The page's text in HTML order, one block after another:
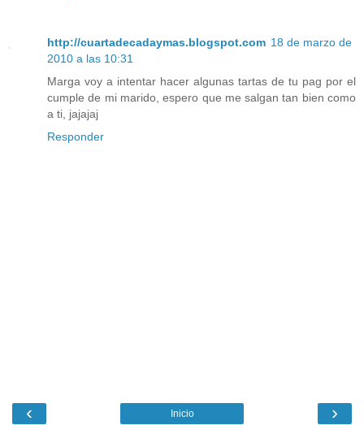
http://cuartadecadaymas.blogspot.com 18 de marzo de
2010 a las 10:31
Marga voy a intentar hacer algunas tartas de tu pag por el
cumple de mi marido, espero que me salgan tan bien como
a ti, jajajaj
Responder
‹ ›
Inicio